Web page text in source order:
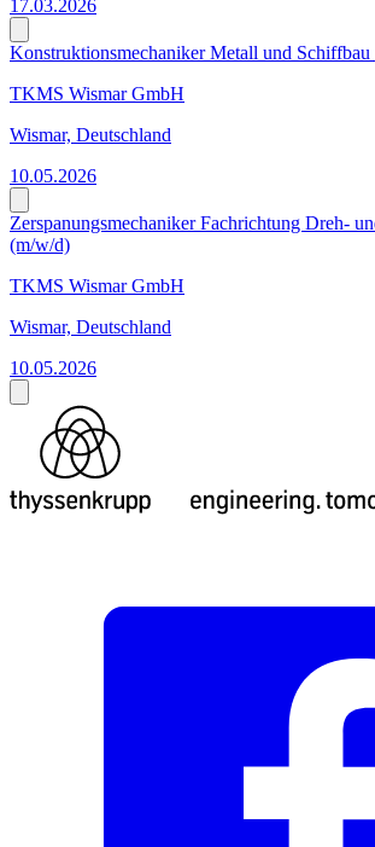
17.03.2026
Konstruktionsmechaniker Metall und
TKMS Wismar GmbH
Wismar, Deutschland
10.05.2026
Zerspanungsmechaniker Fachrichtung Dreh-
(m/w/d)
TKMS Wismar GmbH
Wismar, Deutschland
10.05.2026